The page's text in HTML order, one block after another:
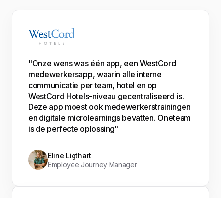
"Onze wens was één app, een WestCord
medewerkersapp, waarin alle interne
communicatie per team, hotel en op
WestCord Hotels-niveau gecentraliseerd is.
Deze app moest ook medewerkerstrainingen
en digitale microlearnings bevatten. Oneteam
is de perfecte oplossing"
Eline Ligthart
Employee Journey Manager